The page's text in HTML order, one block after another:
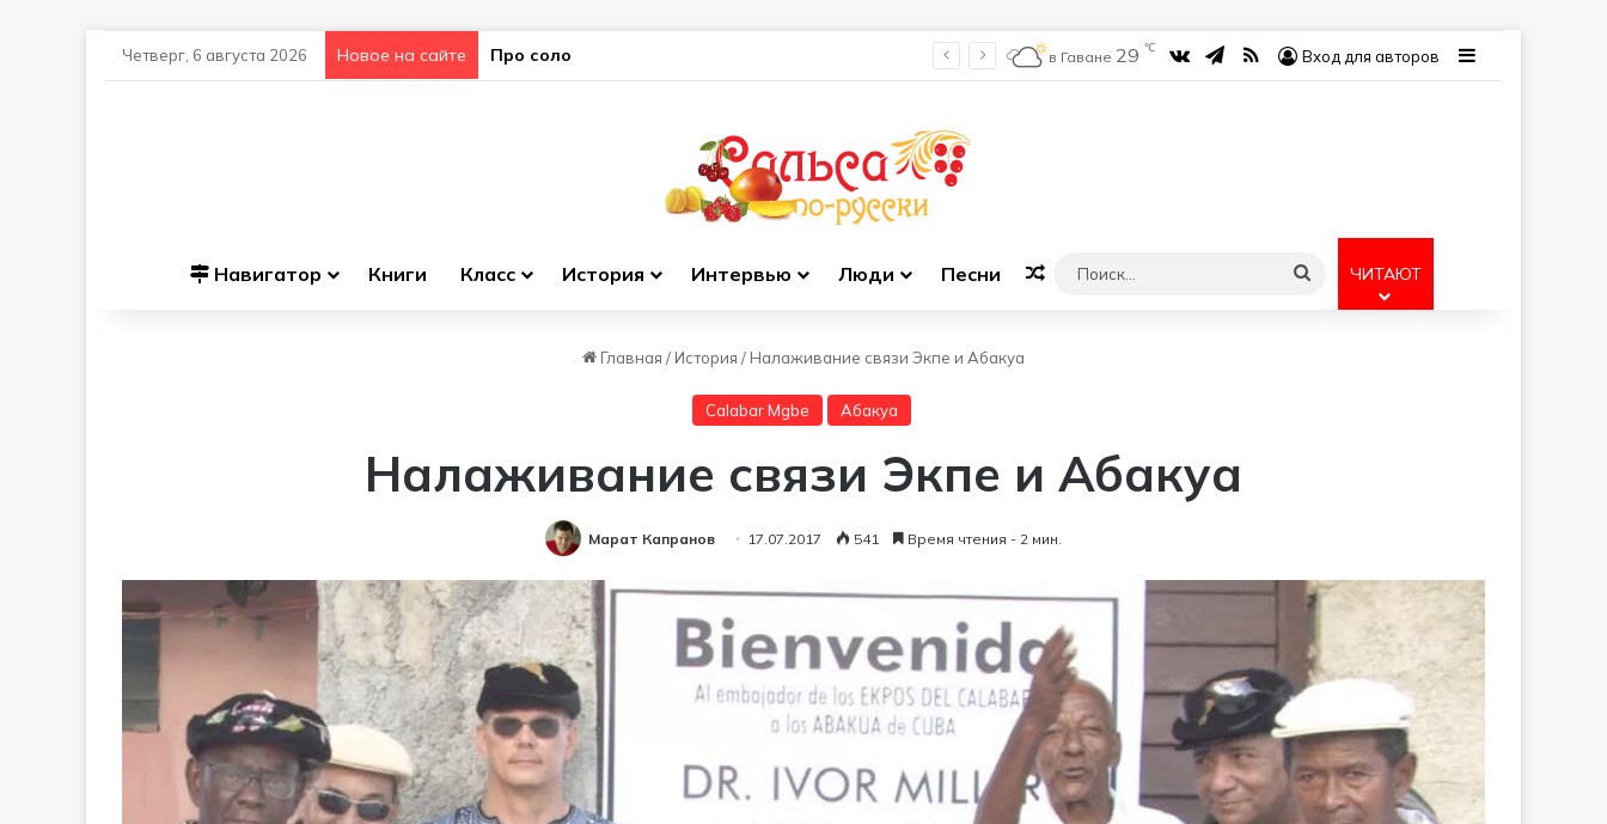
Четверг, 6 августа 2026 Новое на сайте Про соло в Гаване 29 ℃ vk.comTelegram
RSS Вход для авторов
Навигатор Книги Класс История Интервью Люди Песни Случайная статья Поиск...ЧИТАЮТ
Главная / История / Налаживание связи Экпе и Абакуа
Calabar Mgbe Абакуа
Налаживание связи Экпе и Абакуа
Марат Капранов 17.07.2017 541 Время чтения - 2 мин.